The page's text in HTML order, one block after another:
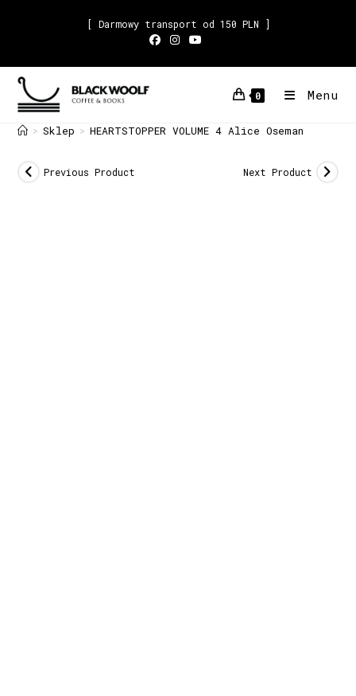
[ Darmowy transport od 150 PLN ]
0 Menu
> Sklep > HEARTSTOPPER VOLUME 4 Alice Oseman
Previous Product Next Product